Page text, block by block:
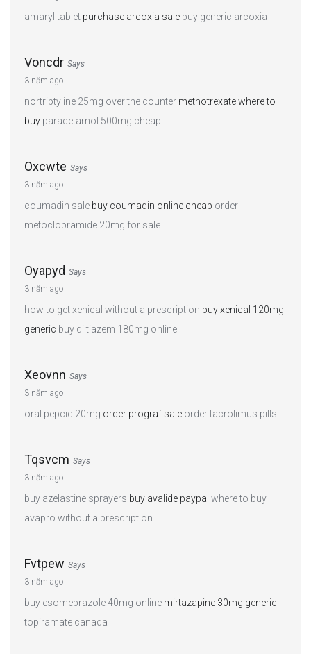
amaryl tablet purchase arcoxia sale buy generic arcoxia
Voncdr Says
3 năm ago
nortriptyline 25mg over the counter methotrexate where to
buy paracetamol 500mg cheap
Oxcwte Says
3 năm ago
coumadin sale buy coumadin online cheap order
metoclopramide 20mg for sale
Oyapyd Says
3 năm ago
how to get xenical without a prescription buy xenical 120mg
generic buy diltiazem 180mg online
Xeovnn Says
3 năm ago
oral pepcid 20mg order prograf sale order tacrolimus pills
Tqsvcm Says
3 năm ago
buy azelastine sprayers buy avalide paypal where to buy
avapro without a prescription
Fvtpew Says
3 năm ago
buy esomeprazole 40mg online mirtazapine 30mg generic
topiramate canada